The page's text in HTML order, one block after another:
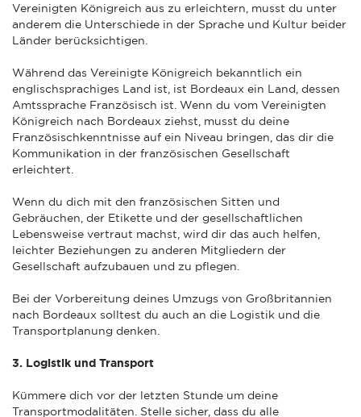
Vereinigten Königreich aus zu erleichtern, musst du unter
anderem die Unterschiede in der Sprache und Kultur beider
Länder berücksichtigen.
Während das Vereinigte Königreich bekanntlich ein
englischsprachiges Land ist, ist Bordeaux ein Land, dessen
Amtssprache Französisch ist. Wenn du vom Vereinigten
Königreich nach Bordeaux ziehst, musst du deine
Französischkenntnisse auf ein Niveau bringen, das dir die
Kommunikation in der französischen Gesellschaft
erleichtert.
Wenn du dich mit den französischen Sitten und
Gebräuchen, der Etikette und der gesellschaftlichen
Lebensweise vertraut machst, wird dir das auch helfen,
leichter Beziehungen zu anderen Mitgliedern der
Gesellschaft aufzubauen und zu pflegen.
Bei der Vorbereitung deines Umzugs von Großbritannien
nach Bordeaux solltest du auch an die Logistik und die
Transportplanung denken.
3. Logistik und Transport
Kümmere dich vor der letzten Stunde um deine
Transportmodalitäten. Stelle sicher, dass du alle